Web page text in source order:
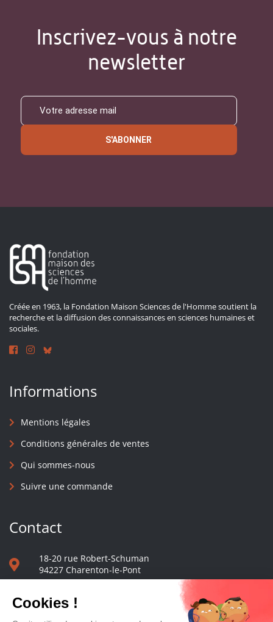
Inscrivez-vous à notre
newsletter
S'ABONNER
Créée en 1963, la Fondation Maison Sciences de l'Homme soutient la
recherche et la diffusion des connaissances en sciences humaines et
sociales.
Informations
Mentions légales
Conditions générales de ventes
Qui sommes-nous
Suivre une commande
Contact
18-20 rue Robert-Schuman
94227 Charenton-le-Pont